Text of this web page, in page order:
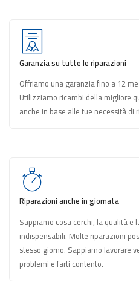
Garanzia su tutte le riparazioni
Offriamo una garanzia fino a 12
Utilizziamo ricambi della migliore
anche in base alle tue necessità di
Riparazioni anche in giornata
Sappiamo cosa cerchi, la qualità e
indispensabili. Molte riparazioni
stesso giorno. Sappiamo lavorare
problemi e farti contento.